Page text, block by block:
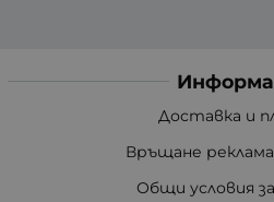
Доставка и
Връщане
Общи условия